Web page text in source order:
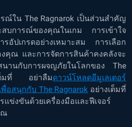
ณ์ใน The Ragnarok เป็นส่วนสำคัญ
สบการณ์ของคุณในเกม การเข้าใจ
อัปเกรดอย่างเหมาะสม การเลือก
คุณ และการจัดการสินค้าคงคลังจะ
านกับการผจญภัยในโลกของ The
ต็มที่ อย่าลืมดาวน์โหลดอีมูเลเตอร์
อสนุกกับ The Ragnarok อย่างเต็มที่
แข่งขันด้วยเครื่องมือและฟีเจอร์
ณ